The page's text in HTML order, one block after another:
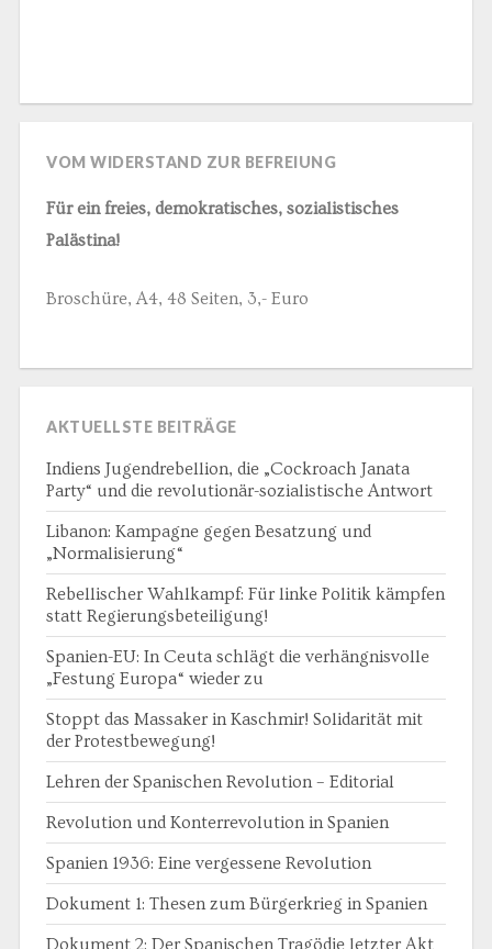
VOM WIDERSTAND ZUR BEFREIUNG
Für ein freies, demokratisches, sozialistisches
Palästina!
Broschüre, A4, 48 Seiten, 3,- Euro
AKTUELLSTE BEITRÄGE
Indiens Jugendrebellion, die „Cockroach Janata
Party“ und die revolutionär-sozialistische Antwort
Libanon: Kampagne gegen Besatzung und
„Normalisierung“
Rebellischer Wahlkampf: Für linke Politik kämpfen
statt Regierungsbeteiligung!
Spanien-EU: In Ceuta schlägt die verhängnisvolle
„Festung Europa“ wieder zu
Stoppt das Massaker in Kaschmir! Solidarität mit
der Protestbewegung!
Lehren der Spanischen Revolution – Editorial
Revolution und Konterrevolution in Spanien
Spanien 1936: Eine vergessene Revolution
Dokument 1: Thesen zum Bürgerkrieg in Spanien
Dokument 2: Der Spanischen Tragödie letzter Akt